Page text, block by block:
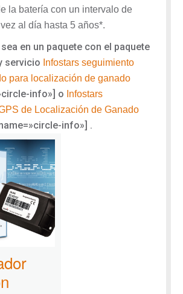
la batería con un intervalo de
al día hasta 5 años*.
en un paquete con el paquete
servicio Infostars seguimiento
para localización de ganado
info»] o Infostars
de Localización de Ganado
info»] .